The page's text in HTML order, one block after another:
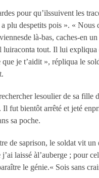
pour qu’ilssuivent les
plu despetits pois ». « Nous
là-bas, caches-en
luiraconta tout. Il lui
je t’aidit », répliqua le
lesoulier de sa fille
fut bientôt arrêté et jeté
sa poche.
de saprison, le soldat vit
laissé àl’auberge ; pour
le génie.« Sois sans